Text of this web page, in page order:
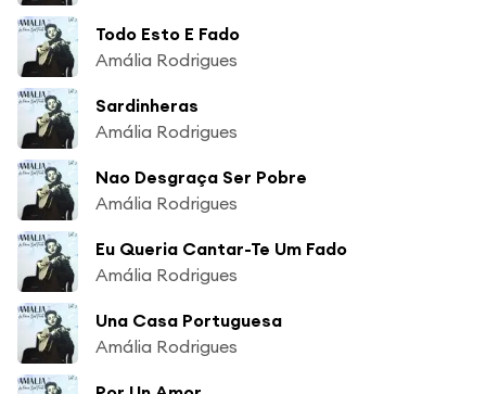
Todo Esto E Fado
Amália Rodrigues
Sardinheras
Amália Rodrigues
Nao Desgraça Ser Pobre
Amália Rodrigues
Eu Queria Cantar-Te Um Fado
Amália Rodrigues
Una Casa Portuguesa
Amália Rodrigues